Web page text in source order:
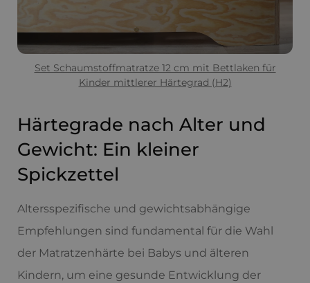
Set Schaumstoffmatratze 12 cm mit Bettlaken für
Kinder mittlerer Härtegrad (H2)
Härtegrade nach Alter und
Gewicht: Ein kleiner
Spickzettel
Altersspezifische und gewichtsabhängige
Empfehlungen sind fundamental für die Wahl
der Matratzenhärte bei Babys und älteren
Kindern, um eine gesunde Entwicklung der